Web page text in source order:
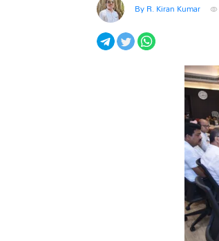
By R. Kiran Kumar